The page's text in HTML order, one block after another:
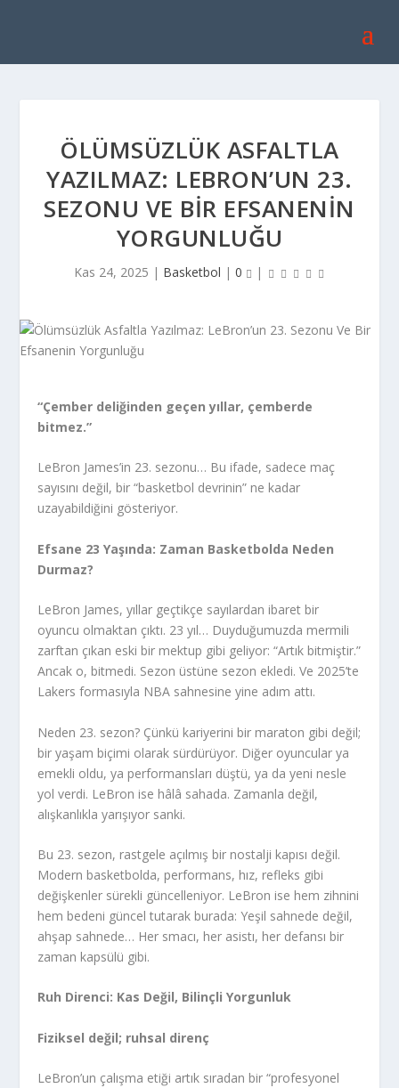
ÖLÜMSÜZLÜK ASFALTLA
YAZILMAZ: LEBRON’UN 23.
SEZONU VE BIR EFSANENIN
YORGUNLUĞU
Kas 24, 2025 | Basketbol | 0 |
“Çember deliğinden geçen yıllar, çemberde
bitmez.”
LeBron James’in 23. sezonu… Bu ifade, sadece maç
sayısını değil, bir “basketbol devrinin” ne kadar
uzayabildiğini gösteriyor.
Efsane 23 Yaşında: Zaman Basketbolda Neden
Durmaz?
LeBron James, yıllar geçtikçe sayılardan ibaret bir
oyuncu olmaktan çıktı. 23 yıl… Duyduğumuzda mermili
zarftan çıkan eski bir mektup gibi geliyor: “Artık bitmiştir.”
Ancak o, bitmedi. Sezon üstüne sezon ekledi. Ve 2025’te
Lakers formasıyla NBA sahnesine yine adım attı.
Neden 23. sezon? Çünkü kariyerini bir maraton gibi değil;
bir yaşam biçimi olarak sürdürüyor. Diğer oyuncular ya
emekli oldu, ya performansları düştü, ya da yeni nesle
yol verdi. LeBron ise hâlâ sahada. Zamanla değil,
alışkanlıkla yarışıyor sanki.
Bu 23. sezon, rastgele açılmış bir nostalji kapısı değil.
Modern basketbolda, performans, hız, refleks gibi
değişkenler sürekli güncelleniyor. LeBron ise hem zihnini
hem bedeni güncel tutarak burada: Yeşil sahnede değil,
ahşap sahnede… Her smacı, her asistı, her defansı bir
zaman kapsülü gibi.
Ruh Direnci: Kas Değil, Bilinçli Yorgunluk
Fiziksel değil; ruhsal direnç
LeBron’un çalışma etiği artık sıradan bir “profesyonel